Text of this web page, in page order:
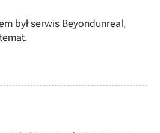
był serwis Beyondunreal,